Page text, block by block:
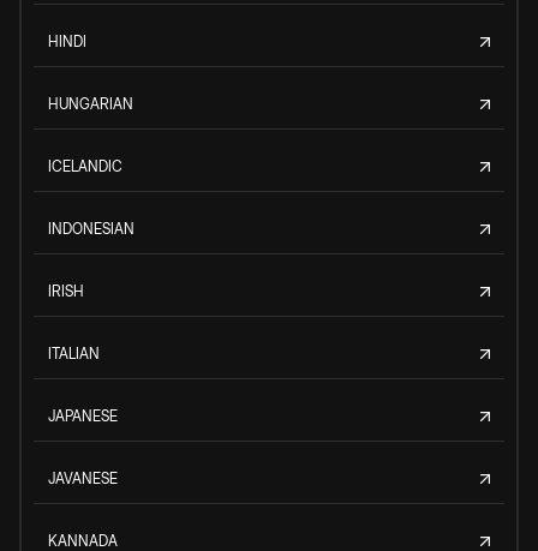
HINDI
HUNGARIAN
ICELANDIC
INDONESIAN
IRISH
ITALIAN
JAPANESE
JAVANESE
KANNADA